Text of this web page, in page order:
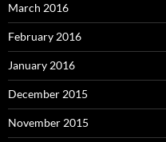
March 2016
February 2016
January 2016
December 2015
November 2015